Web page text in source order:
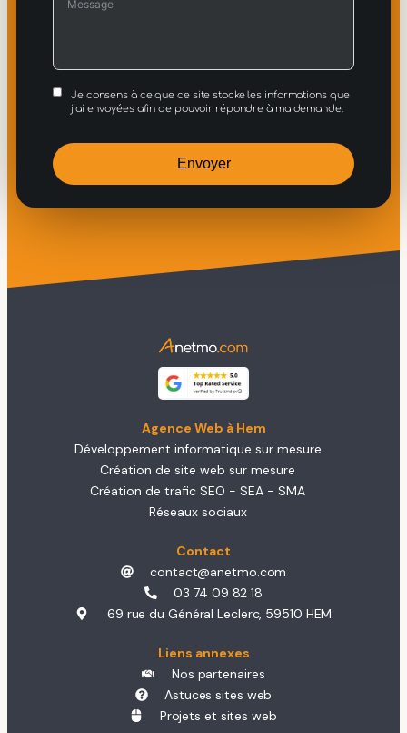
Je consens à ce que ce site stocke les informations que
j’ai envoyées afin de pouvoir répondre à ma demande.
Envoyer
Agence Web à Hem
Développement informatique sur mesure
Création de site web sur mesure
Création de trafic SEO - SEA - SMA
Réseaux sociaux
Contact
contact@anetmo.com
03 74 09 82 18
69 rue du Général Leclerc, 59510 HEM
Liens annexes
Nos partenaires
Astuces sites web
Projets et sites web